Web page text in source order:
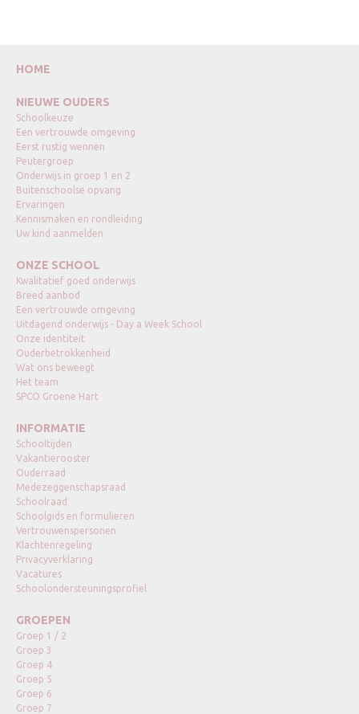
HOME
NIEUWE OUDERS
Schoolkeuze
Een vertrouwde omgeving
Eerst rustig wennen
Peutergroep
Onderwijs in groep 1 en 2
Buitenschoolse opvang
Ervaringen
Kennismaken en rondleiding
Uw kind aanmelden
ONZE SCHOOL
Kwalitatief goed onderwijs
Breed aanbod
Een vertrouwde omgeving
Uitdagend onderwijs - Day a Week School
Onze identiteit
Ouderbetrokkenheid
Wat ons beweegt
Het team
SPCO Groene Hart
INFORMATIE
Schooltijden
Vakantierooster
Ouderraad
Medezeggenschapsraad
Schoolraad
Schoolgids en formulieren
Vertrouwenspersonen
Klachtenregeling
Privacyverklaring
Vacatures
Schoolondersteuningsprofiel
GROEPEN
Groep 1 / 2
Groep 3
Groep 4
Groep 5
Groep 6
Groep 7